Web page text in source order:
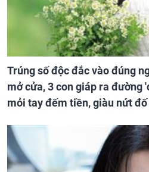
Trúng số độc đắc vào đúng
mở cửa, 3 con giáp ra đường
mỏi tay đếm tiền, giàu nứt